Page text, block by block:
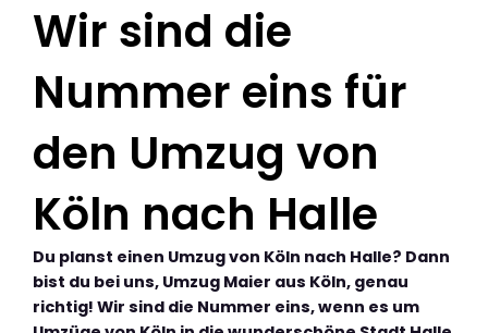
Wir sind die
Nummer eins für
den Umzug von
Köln nach Halle
Du planst einen Umzug von Köln nach Halle? Dann
bist du bei uns, Umzug Maier aus Köln, genau
richtig! Wir sind die Nummer eins, wenn es um